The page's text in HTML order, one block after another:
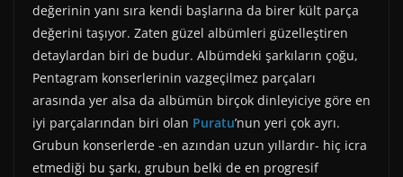
değerinin yanı sıra kendi başlarına da birer kült parça
değerini taşıyor. Zaten güzel albümleri güzelleştiren
detaylardan biri de budur. Albümdeki şarkıların çoğu,
Pentagram konserlerinin vazgeçilmez parçaları
arasında yer alsa da albümün birçok dinleyiciye göre en
iyi parçalarından biri olan Puratu’nun yeri çok ayrı.
Grubun konserlerde -en azından uzun yıllardır- hiç icra
etmediği bu şarkı, grubun belki de en progresif